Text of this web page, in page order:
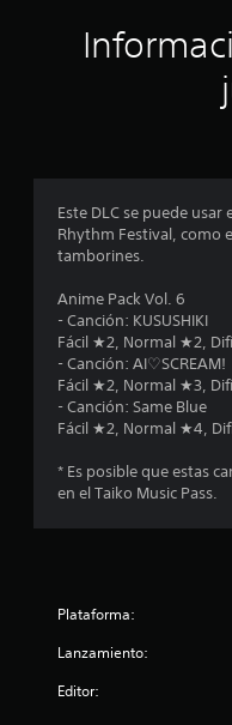
Este DLC se puede
Rhythm Festival, como
tamborines.
Anime Pack Vol. 6
- Canción: KUSUSHIKI
Fácil ★2, Normal ★2,
- Canción: AI♡SCREAM!
Fácil ★2, Normal ★3,
- Canción: Same Blue
Fácil ★2, Normal ★4,
* Es posible que estas
en el Taiko Music Pass.
Plataforma:
Lanzamiento:
Editor: